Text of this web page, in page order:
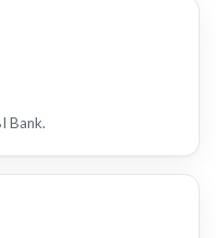
Bank.